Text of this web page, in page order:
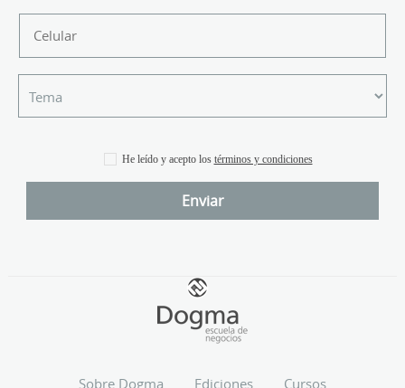
He leído y acepto los términos y condiciones
Sobre Dogma Ediciones Cursos